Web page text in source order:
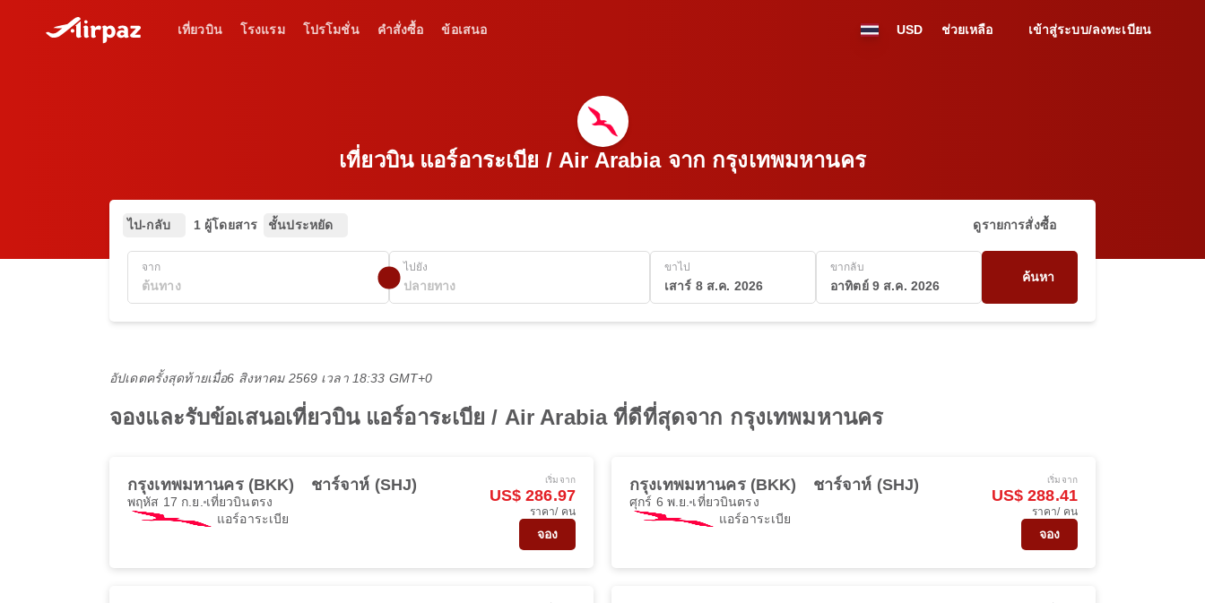
เที่ยวบิน โรงแรม โปรโมชั่น คำสั่งซื้อ ข้อเสนอ USD ช่วยเหลือ เข้าสู่ระบบ/ลงทะเบียน
เที่ยวบิน แอร์อาระเบีย / Air Arabia จาก กรุงเทพมหานคร
ไป-กลับ 1 ผู้โดยสาร ชั้นประหยัด ดูรายการสั่งซื้อ
จาก ไปยัง ขาไป
เสาร์ 8 ส.ค. 2026
ขากลับ
อาทิตย์ 9 ส.ค. 2026
ค้นหา
อัปเดตครั้งสุดท้ายเมื่อ6 สิงหาคม 2569 เวลา 18:33 GMT+0
จองและรับข้อเสนอเที่ยวบิน แอร์อาระเบีย / Air Arabia ที่ดีที่สุดจาก กรุงเทพมหานคร
กรุงเทพมหานคร (BKK) ชาร์จาห์ (SHJ)
พฤหัส 17 ก.ย. เที่ยวบินตรง
แอร์อาระเบีย
เริ่มจาก
US$ 286.97
ราคา/ คน
จอง
กรุงเทพมหานคร (BKK) ชาร์จาห์ (SHJ)
ศุกร์ 6 พ.ย. เที่ยวบินตรง
แอร์อาระเบีย
เริ่มจาก
US$ 288.41
ราคา/ คน
จอง